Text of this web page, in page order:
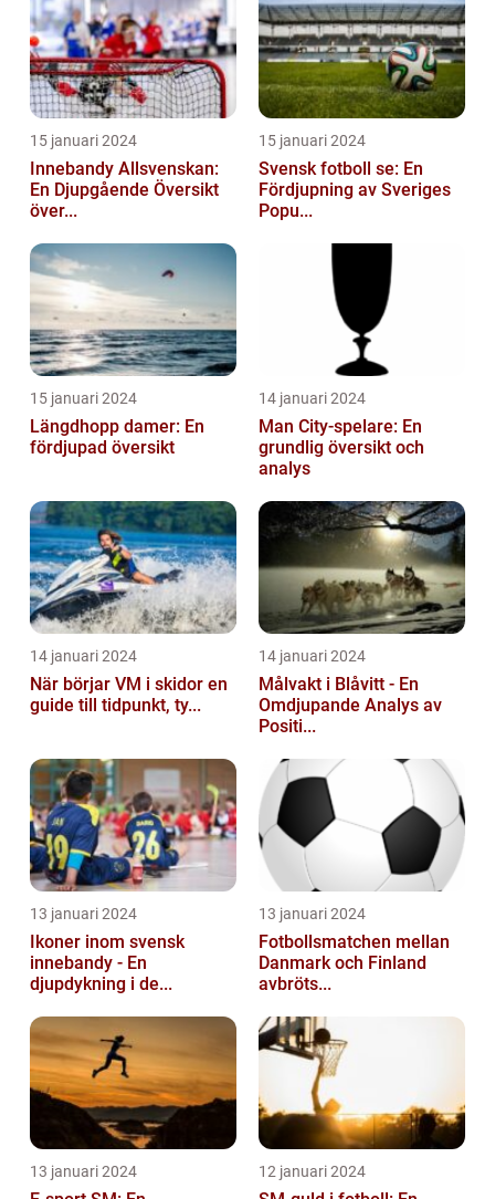
15 januari 2024
Innebandy Allsvenskan:
En Djupgående Översikt
över...
15 januari 2024
Svensk fotboll se: En
Fördjupning av Sveriges
Popu...
15 januari 2024
Längdhopp damer: En
fördjupad översikt
14 januari 2024
Man City-spelare: En
grundlig översikt och
analys
14 januari 2024
När börjar VM i skidor en
guide till tidpunkt, ty...
14 januari 2024
Målvakt i Blåvitt - En
Omdjupande Analys av
Positi...
13 januari 2024
Ikoner inom svensk
innebandy - En
djupdykning i de...
13 januari 2024
Fotbollsmatchen mellan
Danmark och Finland
avbröts...
13 januari 2024 12 januari 2024